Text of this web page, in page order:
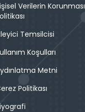
Verilerin Korunması
Temsilcisi
Koşulları
Metni
Politikası